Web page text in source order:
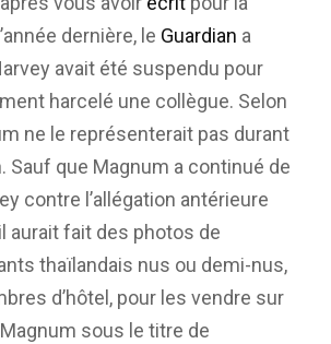
dernière, le Guardian a
avait été suspendu pour
harcelé une collègue. Selon
ne le représenterait pas durant
Sauf que Magnum a continué de
contre l’allégation antérieure
aurait fait des photos de
thaïlandais nus ou demi-nus,
d’hôtel, pour les vendre sur
sous le titre de